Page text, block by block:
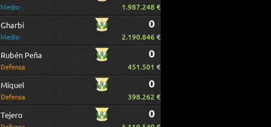
Medio 1.987.248 €
Gharbi
Medio
0
2.190.846 €
Rubén Peña
Defensa
0
451.501 €
Miquel
Defensa
0
398.262 €
Tejero 0